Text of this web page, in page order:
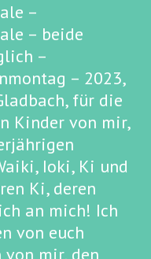
–
– beide
–
– 2023,
für die
Kinder von mir,
Ioki, Ki und
Ki, deren
an mich! Ich
von euch
mir, den